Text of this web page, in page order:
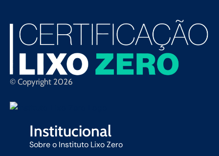
© Copyright 2026
Institucional
Sobre o Instituto Lixo Zero